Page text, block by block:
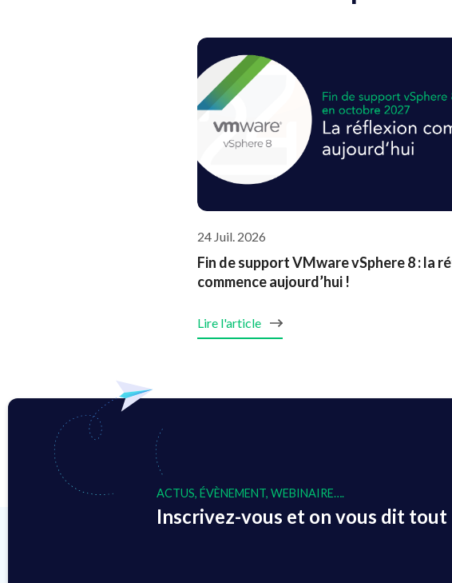
24 Juil. 2026
Fin de support VMware vSphere 8 : la
commence aujourd’hui !
Lire l'article
ACTUS, ÉVÈNEMENT, WEBINAIRE….
Inscrivez-vous et on vous dit tout